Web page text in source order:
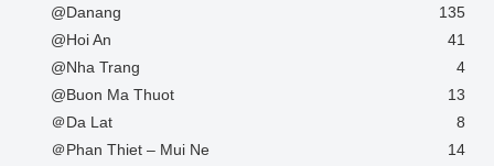
@Danang
135
@Hoi An
41
@Nha Trang
4
@Buon Ma Thuot
13
＠Da Lat
8
＠Phan Thiet – Mui Ne
14